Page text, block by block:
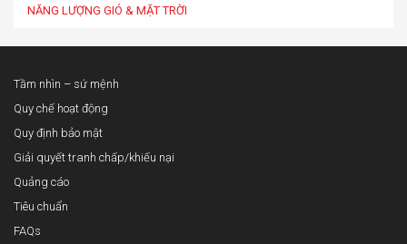
NĂNG LƯỢNG GIÓ & MẶT TRỜI
Tầm nhìn – sứ mệnh
Quy chế hoạt động
Quy định bảo mật
Giải quyết tranh chấp/khiếu nại
Quảng cáo
Tiêu chuẩn
FAQs